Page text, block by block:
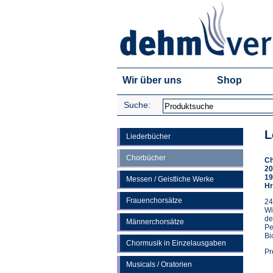
Wir über uns Shop
Suche:
Liederbücher
Chorbücher
Messen / Geistliche Werke
Frauenchorsätze
Männerchorsätze
Chormusik in Einzelausgaben
Musicals / Oratorien